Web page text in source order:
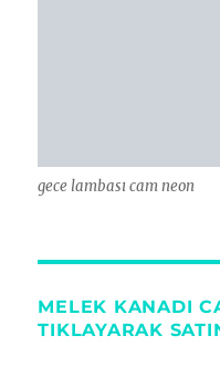
gece lambası cam neon
MELEK KANADI
TIKLAYARAK